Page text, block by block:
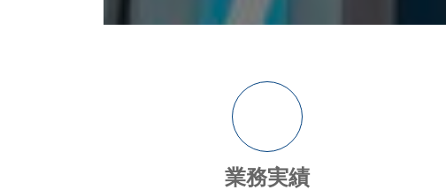
ア
イ
コ
ン
リ
ク
業務実績